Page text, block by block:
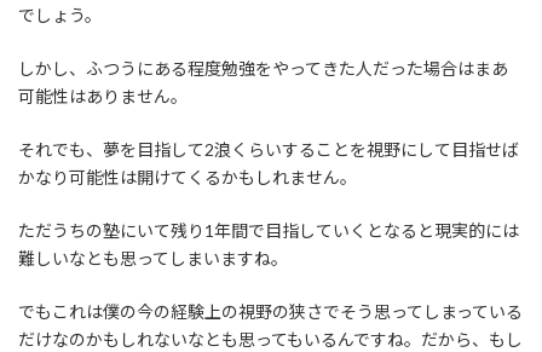
でしょう。
しかし、ふつうにある程度勉強をやってきた人だった場合はまあ
可能性はありません。
それでも、夢を目指して2浪くらいすることを視野にして目指せば
かなり可能性は開けてくるかもしれません。
ただうちの塾にいて残り1年間で目指していくとなると現実的には
難しいなとも思ってしまいますね。
でもこれは僕の今の経験上の視野の狭さでそう思ってしまっている
だけなのかもしれないなとも思ってもいるんですね。だから、もし